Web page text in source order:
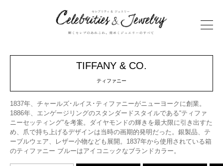
TIFFANY & CO.
ティファニー
1837年、チャールズ･ルイス･ティファニーがニューヨークに創業。
1886年、エンゲージリングのスタンダードスタイルである“ティファ
ニーセッティング”を考案。ダイヤモンドの輝きを最大限に引き出すた
め、爪で持ち上げるデザインは当時の画期的発明だった。銀製品、テ
ーブルウェア、レザー小物なども展開。1837年から使用されている箱
のティファニー ブルーはアイコニックなブランドカラー。